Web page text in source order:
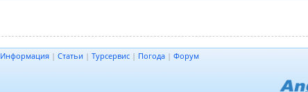
Информация | Статьи | Турсервис | Погода | Форум